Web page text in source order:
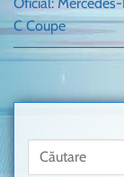
C Coupe